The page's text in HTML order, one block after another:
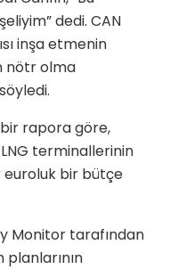
dedi. CAN
inşa etmenin
nötr olma
bir rapora göre,
terminallerinin
euroluk bir bütçe
Monitor tarafından
planlarının